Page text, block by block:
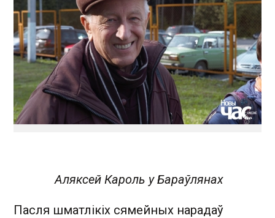
Аляксей Кароль у Бараўлянах
Пасля шматлікіх сямейных нарадаў